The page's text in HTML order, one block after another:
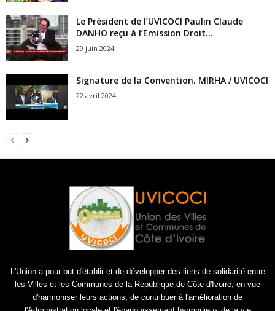
Le Président de l’UVICOCI Paulin Claude
DANHO reçu à l’Emission Droit...
29 juin 2024
Signature de la Convention. MIRHA / UVICOCI
22 avril 2024
L'Union a pour but d'établir et de développer des liens de solidarité entre
les Villes et les Communes de la République de Côte d'Ivoire, en vue
d'harmoniser leurs actions, de contribuer à l'amélioration de